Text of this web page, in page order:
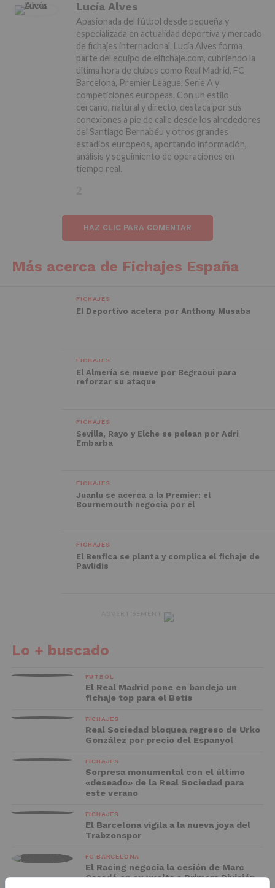
Lucía Alves
Apasionada del fútbol desde pequeña y
especializada en actualidad deportiva y mercado
de fichajes internacional. Lucía Alves forma
parte del equipo de elfichaje.com, cubriendo la
última hora de clubes como Real Madrid, FC
Barcelona, Premier League, Serie A y
competiciones europeas. Con un estilo
cercano, natural y directo, destaca por sus
conexiones a pie de calle desde los alrededores
del Santiago Bernabéu y otros grandes
estadios europeos, aportando información,
análisis y seguimiento de operaciones en
tiempo real.
HAZ CLIC PARA COMENTAR
Más acerca de Fichajes España
FICHAJES
El Deportivo acelera por Anthony Musaba
FICHAJES
El Almería se mueve por Begraoui para
reforzar su ataque
FICHAJES
Sevilla, Rayo y Elche se pelean por Adri
Embarba
FICHAJES
Juanlu se acerca a la Premier: el
Bournemouth negocia por él
FICHAJES
El Benfica se planta y complica el fichaje de
Pavlidis
Lo + buscado
FÚTBOL
El Real Madrid pone en bandeja un
fichaje top para el Betis
FICHAJES
Real Sociedad bloquea regreso de Urko
González por precio del Espanyol
FICHAJES
Sorpresa monumental con el último
«deseado» de la Real Sociedad para
este verano
FICHAJES
El Barcelona vigila a la nueva joya del
Trabzonspor
FC BARCELONA
El Racing negocia la cesión de Marc
Casadó en su vuelta a Primera División